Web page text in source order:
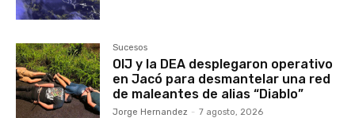
Sucesos
OIJ y la DEA desplegaron operativo
en Jacó para desmantelar una red
de maleantes de alias “Diablo”
Jorge Hernandez - 7 agosto, 2026